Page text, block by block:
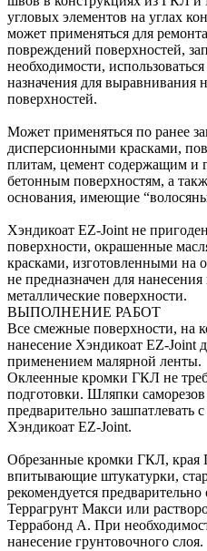
угловых элементов на углах
может применяться для
повреждений поверхностей,
необходимости,
назначения для выравнивания
поверхностей.
Может применяться по ранее
дисперсионными красками,
плитам, цемент содержащим и
бетонным поверхностям, а
основания, имеющие
Хэндикоат EZ-Joint не
поверхности, окрашенные
красками, изготовленными на
не предназначен для
металлические поверхности.
ВЫПОЛНЕНИЕ РАБОТ
Все смежные поверхности, на
нанесение Хэндикоат EZ-
применением малярной ленты.
Оклеенные кромки ГКЛ не
подготовки. Шляпки саморезов
предварительно зашпатлевать
Хэндикоат EZ-Joint.
Обрезанные кромки ГКЛ, края
впитывающие штукатурки,
рекомендуется предварительно
Террагрунт Макси или
Террабонд А. При
нанесение грунтовочного слоя.